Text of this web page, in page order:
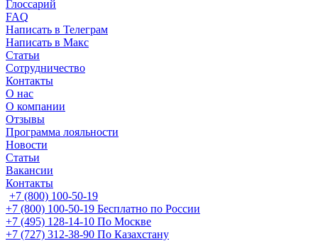
Глоссарий
FAQ
Написать в Телеграм
Написать в Макс
Статьи
Сотрудничество
Контакты
О нас
О компании
Отзывы
Программа лояльности
Новости
Статьи
Вакансии
Контакты
+7 (800) 100-50-19
+7 (800) 100-50-19 Бесплатно по России
+7 (495) 128-14-10 По Москве
+7 (727) 312-38-90 По Казахстану